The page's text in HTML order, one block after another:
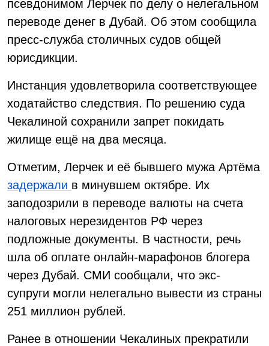
псевдонимом Лерчек по делу о нелегальном
переводе денег в Дубай. Об этом сообщила
пресс-служба столичных судов общей
юрисдикции.
Инстанция удовлетворила соответствующее
ходатайство следствия. По решению суда
Чекалиной сохранили запрет покидать
жилище ещё на два месяца.
Отметим, Лерчек и её бывшего мужа Артёма
задержали в минувшем октябре. Их
заподозрили в переводе валюты на счета
налоговых нерезидентов РФ через
подложные документы. В частности, речь
шла об оплате онлайн-марафонов блогера
через Дубай. СМИ сообщали, что экс-
супруги могли нелегально вывести из страны
251 миллион рублей.
Ранее в отношении Чекалиных прекратили